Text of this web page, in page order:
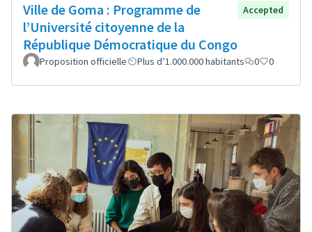
Ville de Goma : Programme de
l’Université citoyenne de la
République Démocratique du Congo
Accepted
Proposition officielle Plus d’1.000.000 habitants 0 0